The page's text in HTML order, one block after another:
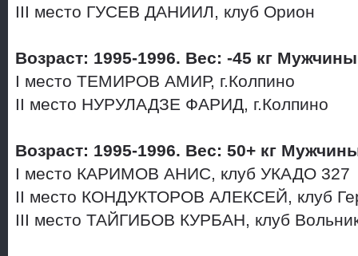
III место ГУСЕВ ДАНИИЛ, клуб Орион
Возраст: 1995-1996. Вес: -45 кг Мужчины
I место ТЕМИРОВ АМИР, г.Колпино
II место НУРУЛАДЗЕ ФАРИД, г.Колпино
Возраст: 1995-1996. Вес: 50+ кг
I место КАРИМОВ АНИС, клуб УКАДО 327
II место КОНДУКТОРОВ АЛЕКСЕЙ, клуб
III место ТАЙГИБОВ КУРБАН, клуб